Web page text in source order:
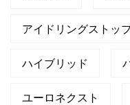
アイドリングストッ
ハイブリッド
ユーロネクスト